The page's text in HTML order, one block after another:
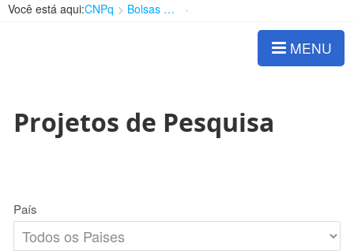
Você está aqui:CNPq Bolsas e Auxílios Vigentes
MENU
Projetos de Pesquisa
País